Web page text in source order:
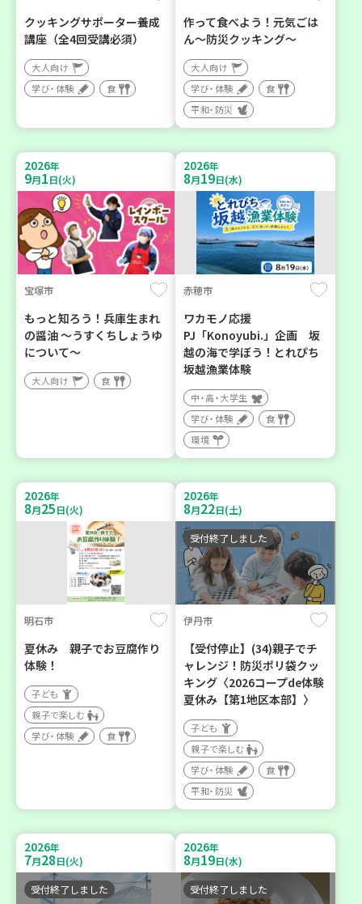
クッキングサポーター養成
講座（全4回受講必須）
大人向け
学び・体験
食
作って食べよう！元気ごは
ん～防災クッキング～
大人向け
学び・体験
食
平和・防災
2026年
9月1日(火)
宝塚市
もっと知ろう！兵庫生まれ
の醤油 ～うすくちしょうゆ
について～
大人向け 食
2026年
8月19日(水)
赤穂市
ワカモノ応援
PJ「Konoyubi.」企画 坂
越の海で学ぼう！とれぴち
坂越漁業体験
中・高・大学生
学び・体験
食
環境
2026年
8月25日(火)
明石市
夏休み 親子でお豆腐作り
体験！
子ども
親子で楽しむ
学び・体験
食
2026年
8月22日(土)
受付終了しました
伊丹市
【受付停止】(34)親子でチ
ャレンジ！防災ポリ袋クッ
キング〈2026コープde体験
夏休み【第1地区本部】〉
子ども
親子で楽しむ
学び・体験
食
平和・防災
2026年
7月28日(火)
受付終了しました
2026年
8月19日(水)
受付終了しました